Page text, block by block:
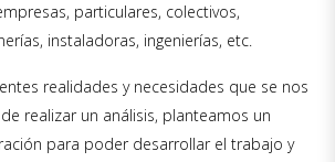
particulares, colectivos,
instaladoras, ingenierías, etc.
realidades y necesidades que se nos
realizar un análisis, planteamos un
para poder desarrollar el trabajo y